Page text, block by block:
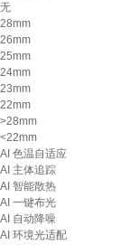
无
28mm
26mm
25mm
24mm
23mm
22mm
>28mm
<22mm
AI 色温自适应
AI 主体追踪
AI 智能散热
AI 一键布光
AI 自动降噪
AI 环境光适配